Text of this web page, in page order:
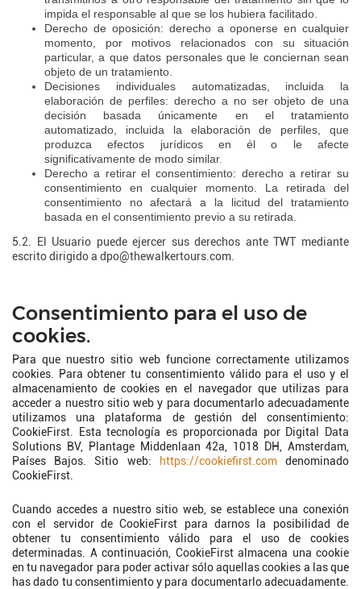
impida el responsable al que se los hubiera facilitado.
Derecho de oposición: derecho a oponerse en cualquier
momento, por motivos relacionados con su situación
particular, a que datos personales que le conciernan sean
objeto de un tratamiento.
Decisiones individuales automatizadas, incluida la
elaboración de perfiles: derecho a no ser objeto de una
decisión basada únicamente en el tratamiento
automatizado, incluida la elaboración de perfiles, que
produzca efectos jurídicos en él o le afecte
significativamente de modo similar.
Derecho a retirar el consentimiento: derecho a retirar su
consentimiento en cualquier momento. La retirada del
consentimiento no afectará a la licitud del tratamiento
basada en el consentimiento previo a su retirada.
5.2. El Usuario puede ejercer sus derechos ante TWT mediante
escrito dirigido a dpo@thewalkertours.com.
Consentimiento para el uso de
cookies.
Para que nuestro sitio web funcione correctamente utilizamos
cookies. Para obtener tu consentimiento válido para el uso y el
almacenamiento de cookies en el navegador que utilizas para
acceder a nuestro sitio web y para documentarlo adecuadamente
utilizamos una plataforma de gestión del consentimiento:
CookieFirst. Esta tecnología es proporcionada por Digital Data
Solutions BV, Plantage Middenlaan 42a, 1018 DH, Amsterdam,
Países Bajos. Sitio web:
https://cookiefirst.comdenominado
CookieFirst.
Cuando accedes a nuestro sitio web, se establece una conexión
con el servidor de CookieFirst para darnos la posibilidad de
obtener tu consentimiento válido para el uso de cookies
determinadas. A continuación, CookieFirst almacena una cookie
en tu navegador para poder activar sólo aquellas cookies a las que
has dado tu consentimiento y para documentarlo adecuadamente.